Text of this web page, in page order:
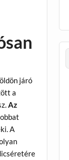
járó
a
Az
A